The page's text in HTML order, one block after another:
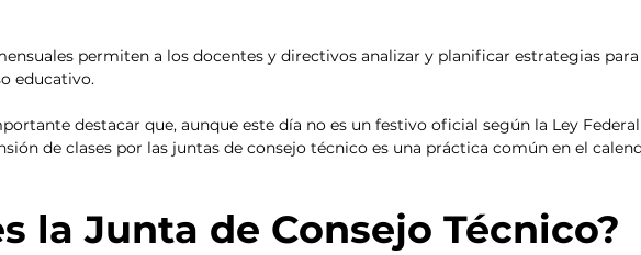
permiten a los docentes y directivos analizar y planificar estrategias para
educativo.
destacar que, aunque este día no es un festivo oficial según la Ley
de clases por las juntas de consejo técnico es una práctica común en el
la Junta de Consejo Técnico?